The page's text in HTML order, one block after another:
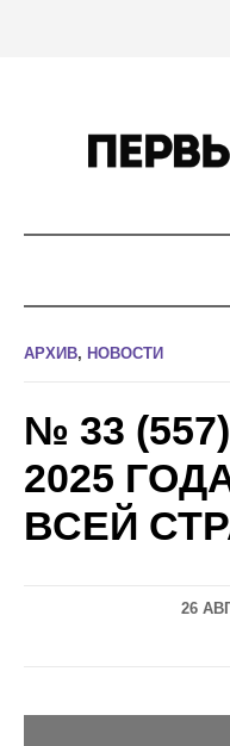
АРХИВ, НОВОСТИ
№ 33
2025
ВСЕЙ
26